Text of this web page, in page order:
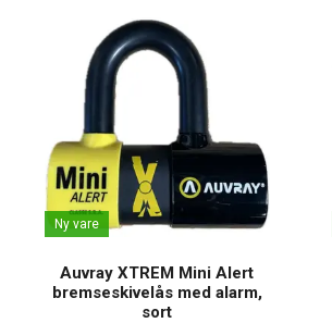
Ny vare
Auvray XTREM Mini Alert
bremseskivelås med alarm,
sort